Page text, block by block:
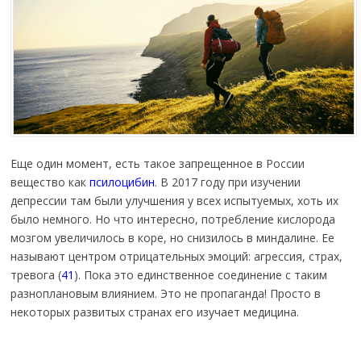
Еще один момент, есть такое запрещенное в России
вещество как псилоцибин. В 2017 году при изучении
депрессии там были улучшения у всех испытуемых, хоть их
было немного. Но что интересно, потребление кислорода
мозгом увеличилось в коре, но снизилось в миндалине. Ее
называют центром отрицательных эмоций: агрессия, страх,
тревога (41 ). Пока это единственное соединение с таким
разноплановым влиянием. Это не пропаганда! Просто в
некоторых развитых странах его изучает медицина.